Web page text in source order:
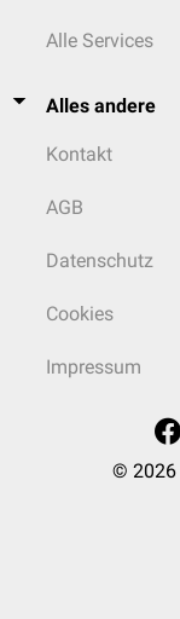
Alle Services
Alles andere
Kontakt
AGB
Datenschutz
Cookies
Impressum
© 2026